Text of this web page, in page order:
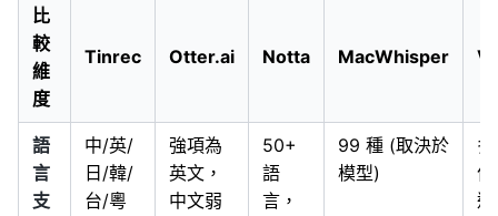
比
較
維
度
Tinrec Otter.ai Notta MacWhisper
語
言
支
中/英/
日/韓/
台/粵
強項為
英文，
中文弱
50+
語
言，
99 種 (取決於
模型)
途